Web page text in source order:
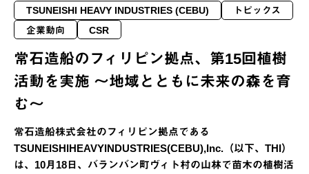
TSUNEISHI HEAVY INDUSTRIES (CEBU)
トピックス
企業動向
CSR
常石造船のフィリピン拠点、第15回植樹
活動を実施 ～地域とともに未来の森を育
む～
常石造船株式会社のフィリピン拠点である
TSUNEISHIHEAVYINDUSTRIES(CEBU),Inc.（以下、THI）
は、10月18日、バランバン町ヴィト村の山林で苗木の植樹活